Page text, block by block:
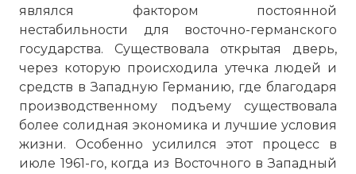
являлся фактором постоянной
нестабильности для восточно-германского
государства. Существовала открытая дверь,
через которую происходила утечка людей и
средств в Западную Германию, где благодаря
производственному подъему существовала
более солидная экономика и лучшие условия
жизни. Особенно усилился этот процесс в
июле 1961-го, когда из Восточного в Западный